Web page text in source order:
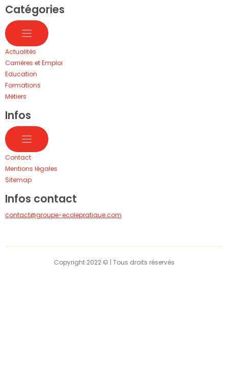
Catégories
Actualités
Carrières et Emploi
Education
Formations
Métiers
Infos
Contact
Mentions légales
Sitemap
Infos contact
contact@groupe-ecolepratique.com
Copyright 2022 © | Tous droits réservés